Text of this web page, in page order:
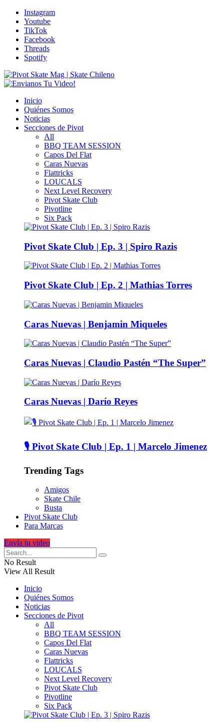
Instagram
Youtube
TikTok
Facebook
Threads
Spotify
Inicio
Quiénes Somos
Noticias
Secciones de Pivot
All
BBQ TEAM SESSION
Capos Del Flat
Caras Nuevas
Flattricks
LOUCALS
Next Level Recovery
Pivot Skate Club
Pivotline
Six Pack
Pivot Skate Club | Ep. 3 | Spiro Razis
Pivot Skate Club | Ep. 2 | Mathias Torres
Caras Nuevas | Benjamin Miqueles
Caras Nuevas | Claudio Pastén “The Super”
Caras Nuevas | Darío Reyes
🎙️ Pivot Skate Club | Ep. 1 | Marcelo Jimenez
Trending Tags
Amigos
Skate Chile
Busta
Pivot Skate Club
Para Marcas
Envía tu video
No Result
View All Result
Inicio
Quiénes Somos
Noticias
Secciones de Pivot
All
BBQ TEAM SESSION
Capos Del Flat
Caras Nuevas
Flattricks
LOUCALS
Next Level Recovery
Pivot Skate Club
Pivotline
Six Pack